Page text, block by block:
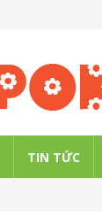
TIN TỨC